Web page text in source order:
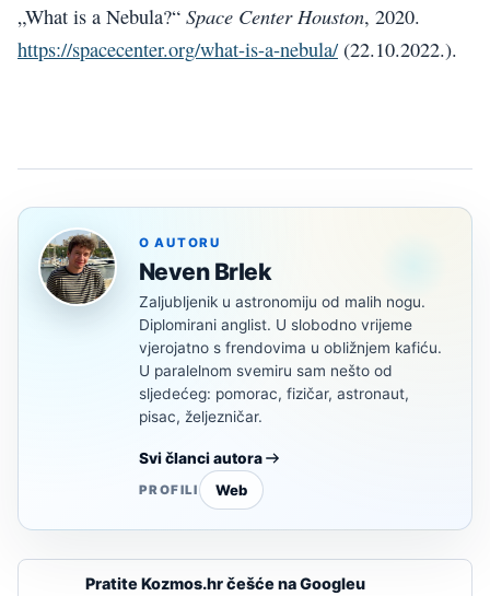
„What is a Nebula?“ Space Center Houston, 2020.
https://spacecenter.org/what-is-a-nebula/ (22.10.2022.).
O AUTORU
Neven Brlek
Zaljubljenik u astronomiju od malih nogu.
Diplomirani anglist. U slobodno vrijeme
vjerojatno s frendovima u obližnjem kafiću.
U paralelnom svemiru sam nešto od
sljedećeg: pomorac, fizičar, astronaut,
pisac, željezničar.
Svi članci autora
PROFILI Web
Pratite Kozmos.hr češće na Googleu